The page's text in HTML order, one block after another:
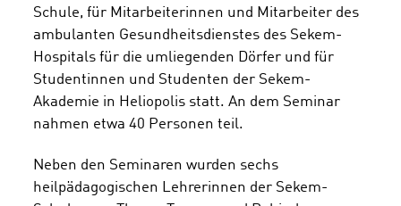
Schule, für Mitarbeiterinnen und Mitarbeiter des
ambulanten Gesundheitsdienstes des Sekem-
Hospitals für die umliegenden Dörfer und für
Studentinnen und Studenten der Sekem-
Akademie in Heliopolis statt. An dem Seminar
nahmen etwa 40 Personen teil.
Neben den Seminaren wurden sechs
heilpädagogischen Lehrerinnen der Sekem-